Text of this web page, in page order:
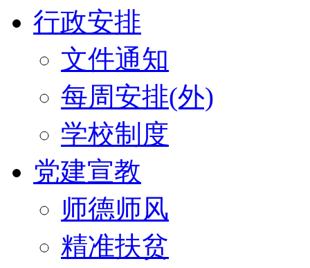
行政安排
文件通知
每周安排(外)
学校制度
党建宣教
师德师风
精准扶贫